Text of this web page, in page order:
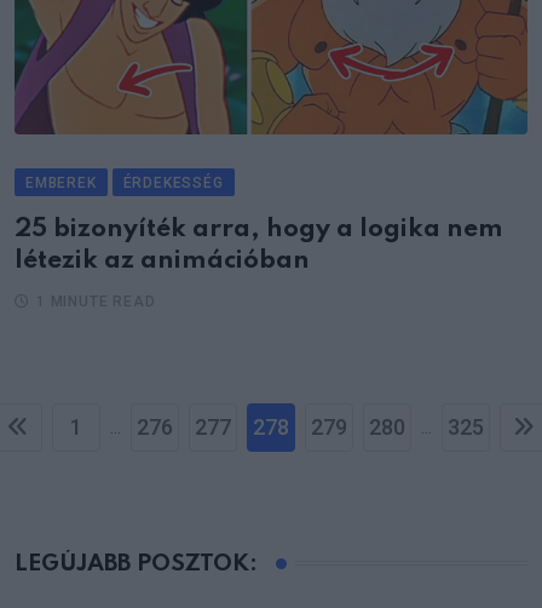
EMBEREK ÉRDEKESSÉG
25 bizonyíték arra, hogy a logika nem
létezik az animációban
1 ... 276 277 278 279 280 ... 325
LEGÚJABB POSZTOK: